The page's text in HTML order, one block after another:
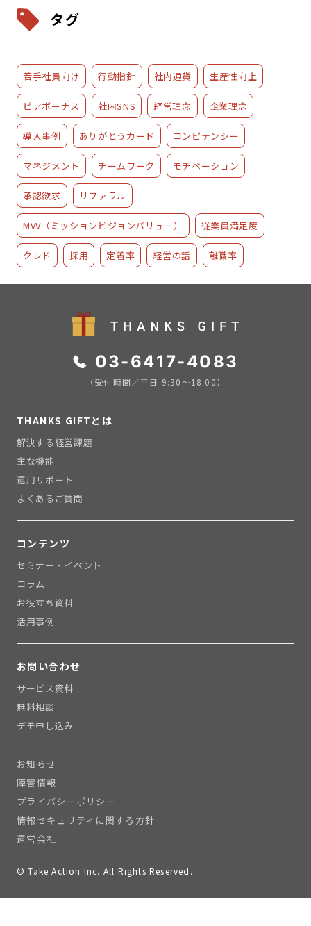
タグ
若手社員向け 行動指針 社内通貨 生産性向上
ピアボーナス 社内SNS 経営理念 企業理念
導入事例 ありがとうカード コンピテンシー
マネジメント チームワーク モチベーション
承認欲求 リファラル
MVV（ミッションビジョンバリュー） 従業員満足度
クレド 採用 定着率 経営の話 離職率
03-6417-4083
（受付時間／平日 9:30〜18:00）
THANKS GIFTとは
解決する経営課題
主な機能
運用サポート
よくあるご質問
コンテンツ
セミナー・イベント
コラム
お役立ち資料
活用事例
お問い合わせ
サービス資料
無料相談
デモ申し込み
お知らせ
障害情報
プライバシーポリシー
情報セキュリティに関する方針
運営会社
© Take Action Inc. All Rights Reserved.